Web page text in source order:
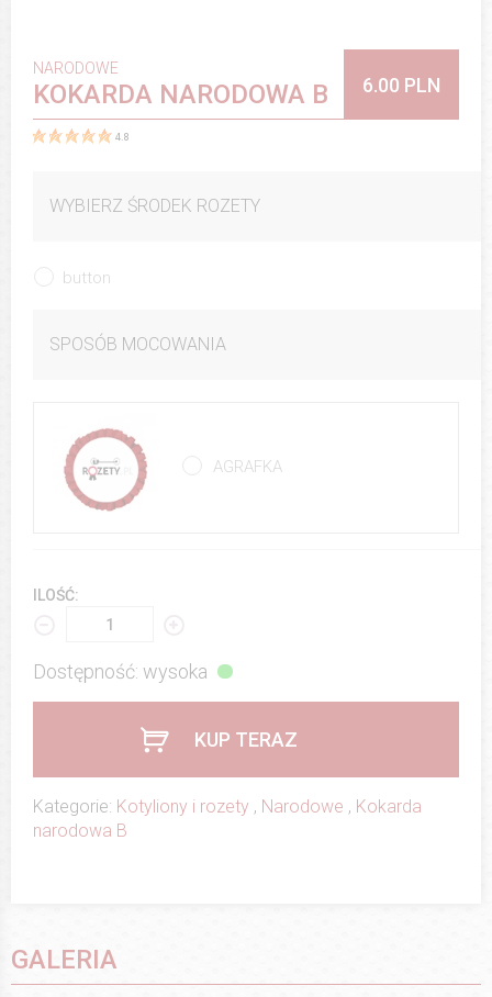
NARODOWE
KOKARDA NARODOWA B 6.00 PLN
4.8
WYBIERZ ŚRODEK ROZETY
button
SPOSÓB MOCOWANIA
AGRAFKA
ILOŚĆ:
Dostępność: wysoka
KUP TERAZ
Kategorie: Kotyliony i rozety , Narodowe , Kokarda
narodowa B
GALERIA